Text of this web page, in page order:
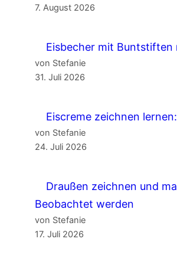
7. August 2026
Eisbecher mit Buntstiften
von Stefanie
31. Juli 2026
Eiscreme zeichnen lernen:
von Stefanie
24. Juli 2026
Draußen zeichnen und
Beobachtet werden
von Stefanie
17. Juli 2026